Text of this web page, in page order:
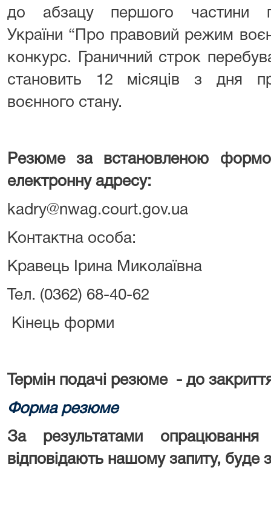
до абзацу першого частини
України “Про правовий режим
конкурс. Граничний строк
становить 12 місяців з дня
воєнного стану.
Резюмеза встановленою
електронну адресу:
kadry@nwag.court.gov.ua
Контактна особа:
Кравець Ірина Миколаївна
Тел. (0362) 68-40-62
Кінець форми
Термін подачі резюме - до
Форма резюме
За результатами
відповідають нашому запиту, буде